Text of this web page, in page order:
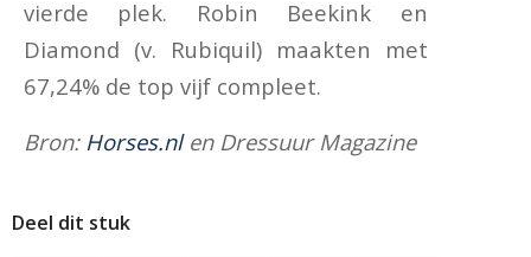
vierde plek. Robin Beekink en
Diamond (v. Rubiquil) maakten met
67,24% de top vijf compleet.
Bron: Horses.nl en Dressuur Magazine
Deel dit stuk